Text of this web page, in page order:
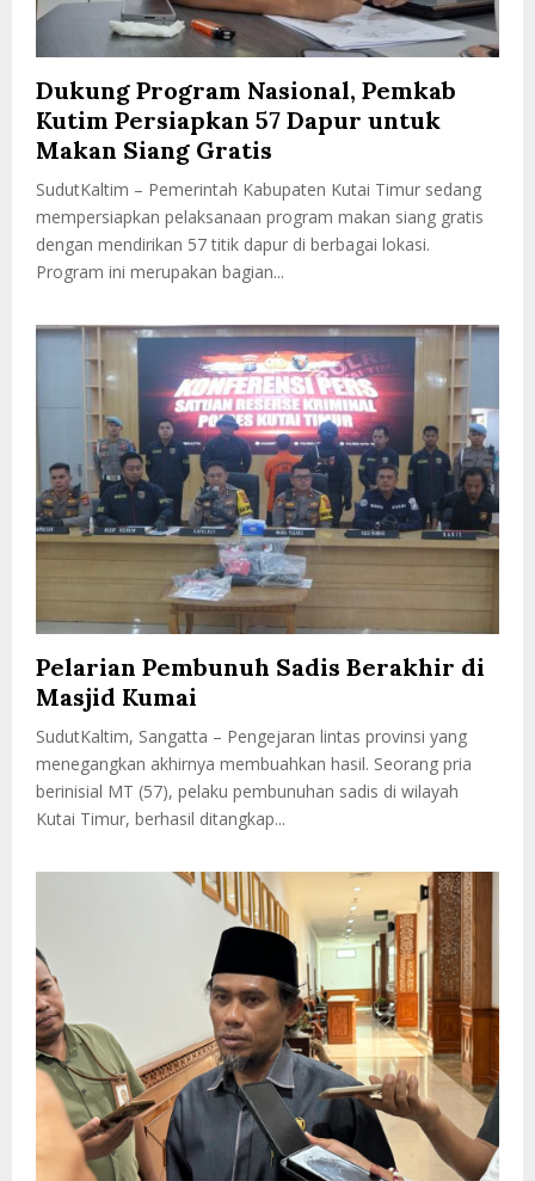
Dukung Program Nasional, Pemkab
Kutim Persiapkan 57 Dapur untuk
Makan Siang Gratis
SudutKaltim – Pemerintah Kabupaten Kutai Timur sedang
mempersiapkan pelaksanaan program makan siang gratis
dengan mendirikan 57 titik dapur di berbagai lokasi.
Program ini merupakan bagian...
Pelarian Pembunuh Sadis Berakhir di
Masjid Kumai
SudutKaltim, Sangatta – Pengejaran lintas provinsi yang
menegangkan akhirnya membuahkan hasil. Seorang pria
berinisial MT (57), pelaku pembunuhan sadis di wilayah
Kutai Timur, berhasil ditangkap...